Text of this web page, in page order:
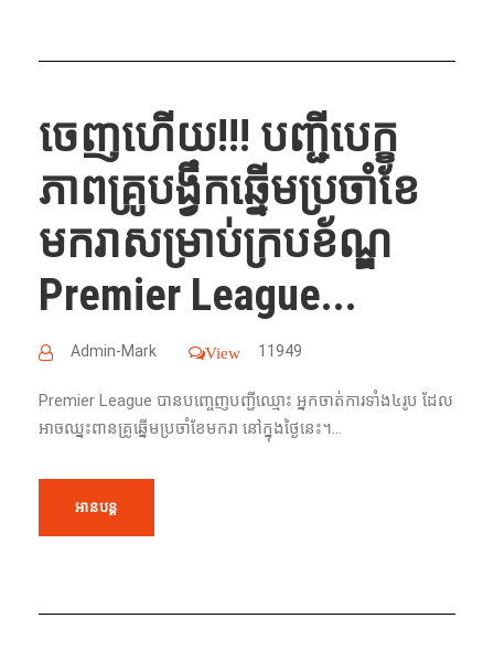
ចេញហើយ!!!​ បញ្ជីបេក្ខ
ភាពគ្រូបង្វឹកឆ្នើមប្រចាំខែ
មករាសម្រាប់ក្របខ័ណ្ឌ
Premier League...
Admin-Mark View 11949
Premier League បាន​បញ្ចេញបញ្ជីឈ្មោះ ​អ្នក​ចាត់​ការ​ទាំង​៤រូប​ ដែល​
អាច​ឈ្នះ​ពាន​គ្រូ​ឆ្នើម​ប្រចាំ​ខែ​មករា នៅ​ក្នុង​ថ្ងៃ​នេះ​។...
អានបន្ត